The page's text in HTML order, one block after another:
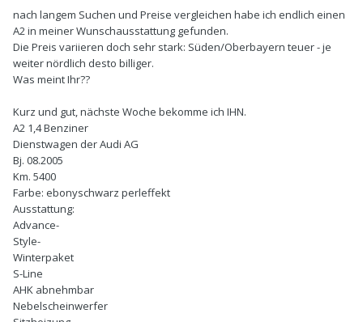
nach langem Suchen und Preise vergleichen habe ich endlich einen
A2 in meiner Wunschausstattung gefunden.
Die Preis variieren doch sehr stark: Süden/Oberbayern teuer - je
weiter nördlich desto billiger.
Was meint Ihr??
Kurz und gut, nächste Woche bekomme ich IHN.
A2 1,4 Benziner
Dienstwagen der Audi AG
Bj. 08.2005
Km. 5400
Farbe: ebonyschwarz perleffekt
Ausstattung:
Advance-
Style-
Winterpaket
S-Line
AHK abnehmbar
Nebelscheinwerfer